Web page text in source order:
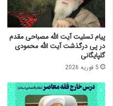
م
د
ی
ر
ا
ن
ا
ق
ت
ص
ا
ک
ن
ش
ب
ه
ن
ا
م
ه
پیام تسلیت آیت الله مصباحی مقدم
در پی درگذشت آیت الله محمودی
گلپایگانی
5 فوریه 2026